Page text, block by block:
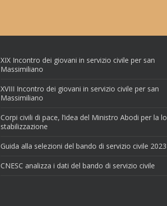
XIX Incontro dei giovani in servizio civile per san
Massimiliano
XVIII Incontro dei giovani in servizio civile per san
Massimiliano
Corpi civili di pace, l’idea del Ministro Abodi per la
stabilizzazione
Guida alla selezioni del bando di servizio civile 2023
CNESC analizza i dati del bando di servizio civile